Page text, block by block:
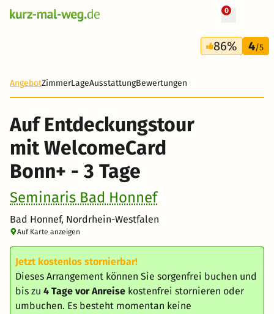
0
3 Tage
105 €
86% 4/5
AngebotZimmerLageAusstattungBewertungen
Auf Entdeckungstour
mit WelcomeCard
Bonn+ - 3 Tage
Seminaris Bad Honnef
Bad Honnef, Nordrhein-Westfalen
Auf Karte anzeigen
Jetzt kostenlos stornierbar!
Dieses Arrangement können Sie sorgenfrei buchen und
bis zu 4 Tage vor Anreise kostenfrei stornieren oder
umbuchen. Es besteht momentan keine